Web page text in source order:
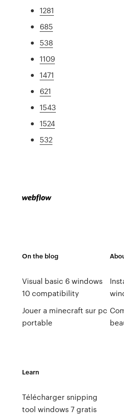
1281
685
538
1109
1471
621
1543
1524
532
On the blog
Visual basic 6 windows
10 compatibility
Jouer a minecraft sur pc
portable
Learn
Télécharger snipping
tool windows 7 gratis